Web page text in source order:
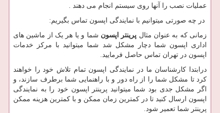
عملیات نصب را آنها روی سیستم انجام می دهند .
در چه صورتی میتوانیم با نمایندگی اپسون تماس بگیریم :
زمانی که به عنوان مثال پرینتر اپسون شما و یا هر یک از ماشین های
اداری اپسون شما دچار مشکل شد شما میتوانید با مرکز خدمات
اپسون در تهران تماس حاصل فرمایید.
درابتدا کارشناسان ما در نمایندگی اپسون تمام تلاش خود را خواهند
کرد تا مشکل شما را از راه دور و با راهنمایی شما برطرف سازند، و
اگر مشکل جدی بود شما میتوانید پرینتر اپسون خود را به نمایندگی
اپسون ارسال کنید تا در کمترین زمان ممکن و با کمترین هزینه ممکن
پرینتر شما تعمیر شود.